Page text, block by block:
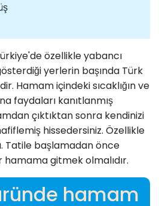
özellikle yabancı
yerlerin başında Türk
Hamam içindeki sıcaklığın ve
faydaları kanıtlanmış
çıktıktan sonra kendinizi
hissedersiniz. Özellikle
Tatile başlamadan önce
hamama gitmek olmalıdır.
hamam